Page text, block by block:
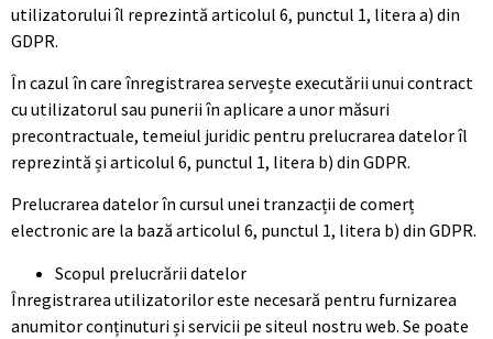
utilizatorului îl reprezintă articolul 6, punctul 1, litera a) din
GDPR.
În cazul în care înregistrarea servește executării unui contract
cu utilizatorul sau punerii în aplicare a unor măsuri
precontractuale, temeiul juridic pentru prelucrarea datelor îl
reprezintă și articolul 6, punctul 1, litera b) din GDPR.
Prelucrarea datelor în cursul unei tranzacții de comerț
electronic are la bază articolul 6, punctul 1, litera b) din GDPR.
Scopul prelucrării datelor
Înregistrarea utilizatorilor este necesară pentru furnizarea
anumitor conținuturi și servicii pe siteul nostru web. Se poate